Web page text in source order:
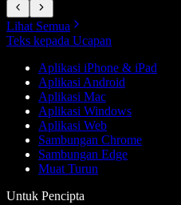
Lihat Semua
Teks kepada Ucapan
Aplikasi iPhone & iPad
Aplikasi Android
Aplikasi Mac
Aplikasi Windows
Aplikasi Web
Sambungan Chrome
Sambungan Edge
Muat Turun
Untuk Pencipta